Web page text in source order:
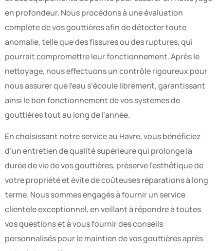
en profondeur. Nous procédons à une évaluation
complète de vos gouttières afin de détecter toute
anomalie, telle que des fissures ou des ruptures, qui
pourrait compromettre leur fonctionnement. Après le
nettoyage, nous effectuons un contrôle rigoureux pour
nous assurer que l’eau s’écoule librement, garantissant
ainsi le bon fonctionnement de vos systèmes de
gouttières tout au long de l’année.
En choisissant notre service au Havre, vous bénéficiez
d’un entretien de qualité supérieure qui prolonge la
durée de vie de vos gouttières, préserve l’esthétique de
votre propriété et évite de coûteuses réparations à long
terme. Nous sommes engagés à fournir un service
clientèle exceptionnel, en veillant à répondre à toutes
vos questions et à vous fournir des conseils
personnalisés pour le maintien de vos gouttières après